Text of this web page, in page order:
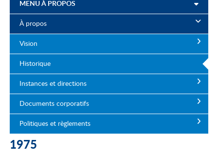
MENU À PROPOS
À propos
Vision
Historique
Instances et directions
Documents corporatifs
Politiques et règlements
1975